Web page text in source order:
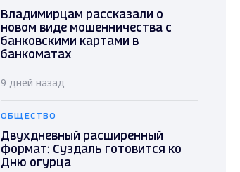
Владимирцам рассказали о
новом виде мошенничества с
банковскими картами в
банкоматах
9 дней назад
ОБЩЕСТВО
Двухдневный расширенный
формат: Суздаль готовится ко
Дню огурца